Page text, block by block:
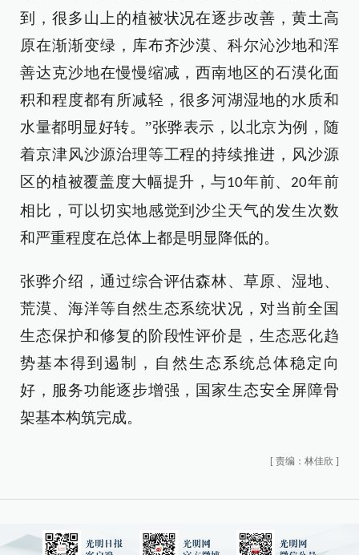
到，很多山上的植被状况在逐步改善，黄土高
原在渐渐变绿，库布齐沙漠、科尔沁沙地和浑
善达克沙地在慢慢缩减，西南地区的石漠化面
积和程度都有所减轻，很多河湖湿地的水质和
水量都明显好转。 ”张骅表示， 以北京为例，随
着京津风沙源治理等工程的持续推进，风沙源
区的植被覆盖度大幅提升，与10年前、 20年前
相比，可以切实地感觉到沙尘天气的发生次数
和严重程度在总体上都是明显降低的。
张骅介绍，通过综合评估森林、草原、湿地、
荒漠、海洋等自然生态系统状况，对当前全国
生态保护和修复的阶段性评价是，生态恶化趋
势基本得到遏制，自然生态系统总体稳定向
好，服务功能逐步增强，国家生态安全屏障骨
架基本构筑完成。
[ 责编：林佳欣 ]